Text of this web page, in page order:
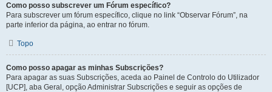
Como posso subscrever um Fórum específico?
Para subscrever um fórum específico, clique no link “Observar Fórum”, na
parte inferior da página, ao entrar no fórum.
Topo
Como posso apagar as minhas Subscrições?
Para apagar as suas Subscrições, aceda ao Painel de Controlo do Utilizador
[UCP], aba Geral, opção Administrar Subscrições e seguir as opções de